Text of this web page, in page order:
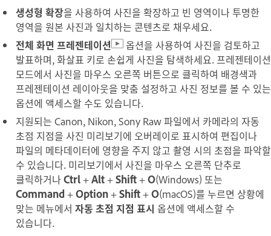
생성형 확장을 사용하여 사진을 확장하고 빈 영역이나 투명한
영역을 원본 사진과 일치하는 콘텐츠로 채우세요.
전체 화면 프레젠테이션
옵션을 사용하여 사진을 검토하고
발표하며, 화살표 키로 손쉽게 사진을 탐색하세요. 프레젠테이션
모드에서 사진을 마우스 오른쪽 버튼으로 클릭하여 배경색과
프레젠테이션 레이아웃을 맞춤 설정하고 사진 정보를 볼 수 있는
옵션에 액세스할 수도 있습니다.
지원되는 Canon, Nikon, Sony Raw 파일에서 카메라의 자동
초점 지점을 사진 미리보기에 오버레이로 표시하여 편집이나
파일의 메타데이터에 영향을 주지 않고 촬영 시의 초점을 파악할
수 있습니다. 미리보기에서 사진을 마우스 오른쪽 단추로
클릭하거나Ctrl+Alt+Shift+O(Windows) 또는
Command+Option+Shift+O(macOS)를 누르면 상황에
맞는 메뉴에서 자동 초점 지점 표시 옵션에 액세스할 수
있습니다.